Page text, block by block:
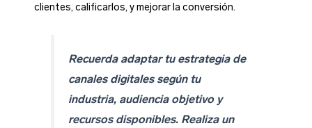
clientes, calificarlos, y mejorar la conversión.
Recuerda adaptar tu estrategia de
canales digitales según tu
industria, audiencia objetivo y
recursos disponibles. Realiza un